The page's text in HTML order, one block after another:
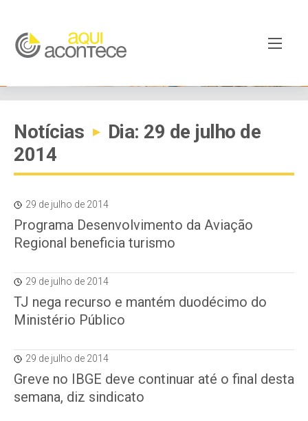
Notícias ▸
Dia: 29 de julho de
2014
29 de julho de 2014
Programa Desenvolvimento da Aviação
Regional beneficia turismo
29 de julho de 2014
TJ nega recurso e mantém duodécimo do
Ministério Público
29 de julho de 2014
Greve no IBGE deve continuar até o final desta
semana, diz sindicato